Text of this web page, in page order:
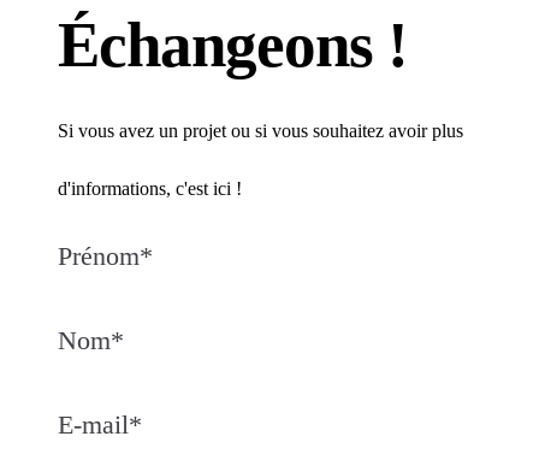
Échangeons !
Si vous avez un projet ou si vous souhaitez avoir plus
d'informations, c'est ici !
Prénom*
Nom*
E-mail*